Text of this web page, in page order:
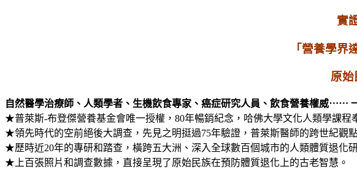
實
「營養學界
原始
自然醫學治療師、人類學者、生機飲食專家、癌症研究人員、飲食營養權威⋯⋯
★普萊斯-布登傑營養基金會唯一授權，80年暢銷紀念，哈佛大學文化人類學課程
★領先時代的空前絕後大調查，先見之明挺過75年驗證，普萊斯醫師的跨世紀觀
★歷時近20年的專研和踏查，橫跨五大洲、深入全球數百個城市的人類體質退化
★上百張照片和調查數據，直接呈現了原始民族在預防體質退化上的古老智慧。